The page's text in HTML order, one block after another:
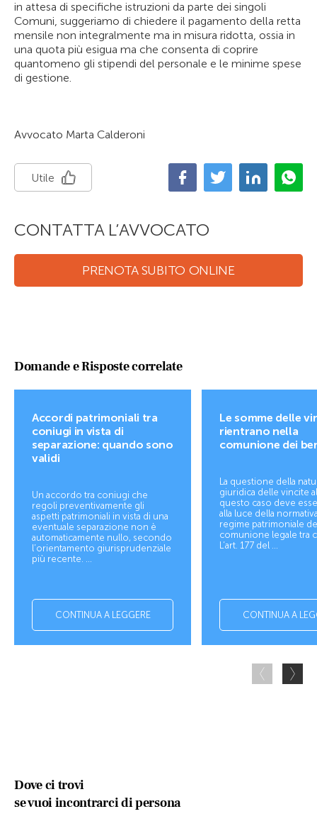
in attesa di specifiche istruzioni da parte dei singoli
Comuni, suggeriamo di chiedere il pagamento della retta
mensile non integralmente ma in misura ridotta, ossia in
una quota più esigua ma che consenta di coprire
quantomeno gli stipendi del personale e le minime spese
di gestione.
Avvocato Marta Calderoni
Utile
CONTATTA L’AVVOCATO
PRENOTA SUBITO ONLINE
Domande e Risposte correlate
Accordi patrimoniali tra
coniugi in vista di
separazione: quando sono
validi
Un accordo tra coniugi che
regoli preventivamente gli
aspetti patrimoniali in vista di una
eventuale separazione non è
automaticamente nullo, secondo
l’orientamento giurisprudenziale
più recente. ...
CONTINUA A LEGGERE
Le somme delle
rientrano nella
comunione dei
La questione della
giuridica delle vincite
questo caso deve
alla luce della
regime patrimoniale
comunione legale tra
L’art. 177 del ...
CONTINUA A
Dove ci trovi
se vuoi incontrarci di persona